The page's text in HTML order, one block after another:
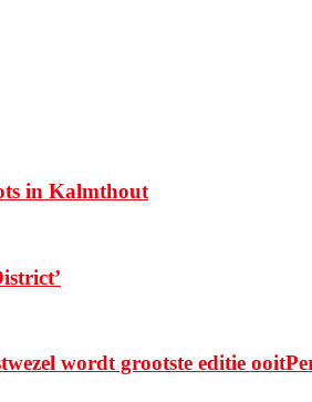
in Kalmthout
wordt grootste editie